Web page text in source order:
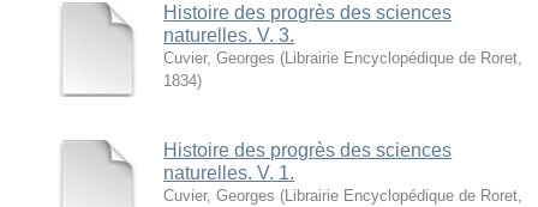
Histoire des progrès des sciences
naturelles. V. 3.
Cuvier, Georges ( Librairie Encyclopédique de Roret
1834)
Histoire des progrès des sciences
naturelles. V. 1.
Cuvier, Georges ( Librairie Encyclopédique de Roret